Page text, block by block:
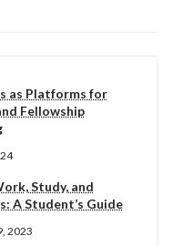
as Platforms for
Fellowship
Study, and
A Student’s Guide
2023